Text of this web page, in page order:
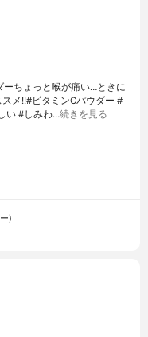
ーちょっと喉が痛い…ときに
メ!!#ビタミンCパウダー #
い #しみわ…続きを見る
)